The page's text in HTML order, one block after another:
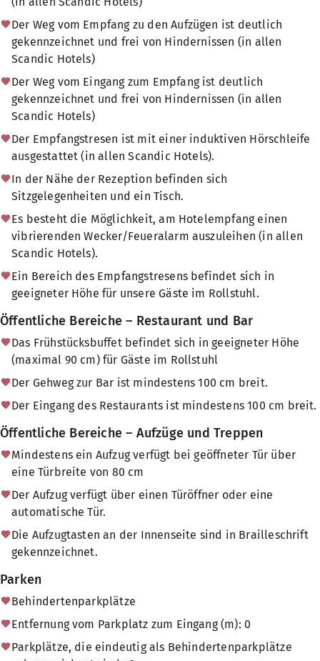
Der Weg vom Empfang zu den Aufzügen ist deutlich
gekennzeichnet und frei von Hindernissen (in allen
Scandic Hotels)
Der Weg vom Eingang zum Empfang ist deutlich
gekennzeichnet und frei von Hindernissen (in allen
Scandic Hotels)
Der Empfangstresen ist mit einer induktiven Hörschleife
ausgestattet (in allen Scandic Hotels).
In der Nähe der Rezeption befinden sich
Sitzgelegenheiten und ein Tisch.
Es besteht die Möglichkeit, am Hotelempfang einen
vibrierenden Wecker/Feueralarm auszuleihen (in allen
Scandic Hotels).
Ein Bereich des Empfangstresens befindet sich in
geeigneter Höhe für unsere Gäste im Rollstuhl.
Öffentliche Bereiche – Restaurant und Bar
Das Frühstücksbuffet befindet sich in geeigneter Höhe
(maximal 90 cm) für Gäste im Rollstuhl
Der Gehweg zur Bar ist mindestens 100 cm breit.
Der Eingang des Restaurants ist mindestens 100 cm breit.
Öffentliche Bereiche – Aufzüge und Treppen
Mindestens ein Aufzug verfügt bei geöffneter Tür über
eine Türbreite von 80 cm
Der Aufzug verfügt über einen Türöffner oder eine
automatische Tür.
Die Aufzugtasten an der Innenseite sind in Brailleschrift
gekennzeichnet.
Parken
Behindertenparkplätze
Entfernung vom Parkplatz zum Eingang (m): 0
Parkplätze, die eindeutig als Behindertenparkplätze